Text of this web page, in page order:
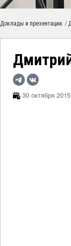
Доклады и презентации /
30 октября